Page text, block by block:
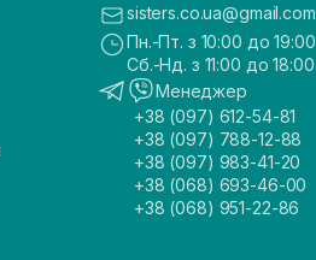
sisters.co.ua@gmail.com
Пн.-Пт. з 10:00 до 19:00
Сб.-Нд. з 11:00 до 18:00
Менеджер
+38 (097) 612-54-81
+38 (097) 788-12-88
+38 (097) 983-41-20
+38 (068) 693-46-00
+38 (068) 951-22-86